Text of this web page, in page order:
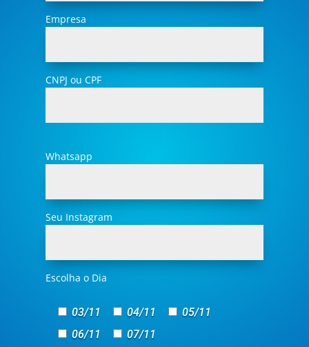
Empresa
CNPJ ou CPF
Whatsapp
Seu Instagram
Escolha o Dia
03/11 04/11
05/11
06/11
07/11